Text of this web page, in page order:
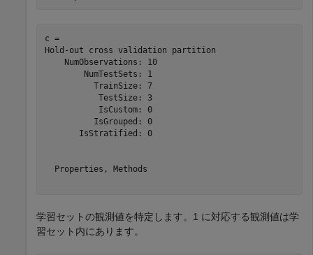
c =
Hold-out cross validation partition
    NumObservations: 10
        NumTestSets: 1
          TrainSize: 7
           TestSize: 3
           IsCustom: 0
          IsGrouped: 0
       IsStratified: 0
  Properties, Methods
学習セットの観測値を特定します。1 に対応する観測値は学
習セット内にあります。